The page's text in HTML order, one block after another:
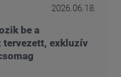
2026.06.18.
be a
tervezett, exkluzív